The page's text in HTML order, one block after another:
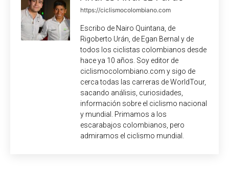
https://ciclismocolombiano.com
Escribo de Nairo Quintana, de
Rigoberto Urán, de Egan Bernal y de
todos los ciclistas colombianos desde
hace ya 10 años. Soy editor de
ciclismocolombiano.com y sigo de
cerca todas las carreras de WorldTour,
sacando análisis, curiosidades,
información sobre el ciclismo nacional
y mundial. Primamos a los
escarabajos colombianos, pero
admiramos el ciclismo mundial.